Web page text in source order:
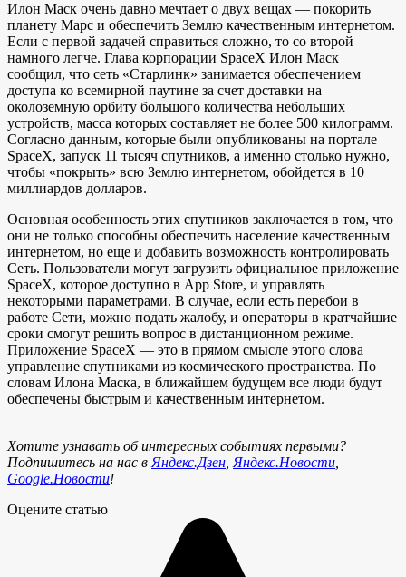
Илон Маск очень давно мечтает о двух вещах — покорить
планету Марс и обеспечить Землю качественным интернетом.
Если с первой задачей справиться сложно, то со второй
намного легче. Глава корпорации SpaceX Илон Маск
сообщил, что сеть «Старлинк» занимается обеспечением
доступа ко всемирной паутине за счет доставки на
околоземную орбиту большого количества небольших
устройств, масса которых составляет не более 500 килограмм.
Согласно данным, которые были опубликованы на портале
SpaceX, запуск 11 тысяч спутников, а именно столько нужно,
чтобы «покрыть» всю Землю интернетом, обойдется в 10
миллиардов долларов.
Основная особенность этих спутников заключается в том, что
они не только способны обеспечить население качественным
интернетом, но еще и добавить возможность контролировать
Сеть. Пользователи могут загрузить официальное приложение
SpaceX, которое доступно в App Store, и управлять
некоторыми параметрами. В случае, если есть перебои в
работе Сети, можно подать жалобу, и операторы в кратчайшие
сроки смогут решить вопрос в дистанционном режиме.
Приложение SpaceX — это в прямом смысле этого слова
управление спутниками из космического пространства. По
словам Илона Маска, в ближайшем будущем все люди будут
обеспечены быстрым и качественным интернетом.
Хотите узнавать об интересных событиях первыми?
Подпишитесь на нас в Яндекс.Дзен Яндекс.Новости
Google.Новости!
Оцените статью